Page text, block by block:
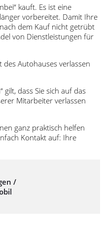
kauft. Es ist eine
vorbereitet. Damit Ihre
dem Kauf nicht getrübt
von Dienstleistungen für
des Autohauses verlassen
gilt, dass Sie sich auf das
Mitarbeiter verlassen
ganz praktisch helfen
Kontakt auf: Ihre
/